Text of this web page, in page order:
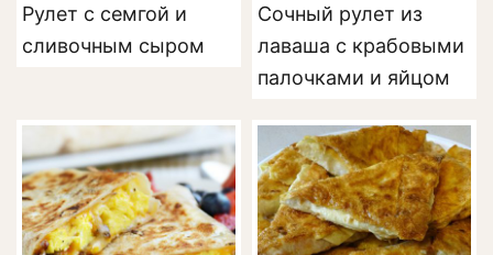
Рулет с семгой и
сливочным сыром
Сочный рулет из
лаваша с крабовыми
палочками и яйцом